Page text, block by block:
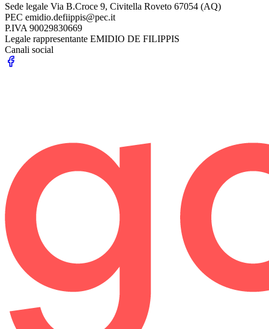
Sede legale Via B.Croce 9, Civitella Roveto 67054 (AQ)
PEC emidio.defiippis@pec.it
P.IVA 90029830669
Legale rappresentante EMIDIO DE FILIPPIS
Canali social